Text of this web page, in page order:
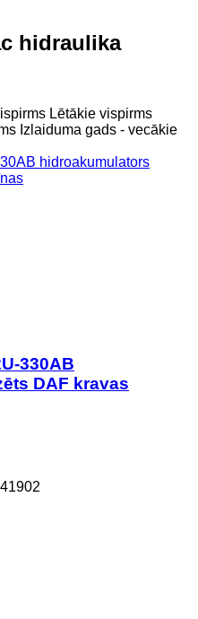
hidraulika
Lētākie vispirms
Izlaiduma gads - vecākie
330AB
DAF kravas